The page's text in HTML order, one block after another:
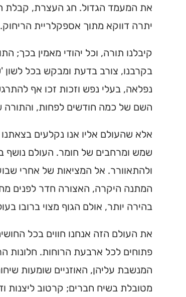
את המעמד הגדול. חג העצרת, קבלת
יתרה דווקא מתוך אספקלריית הריחוק.
קיבלנו תורה, וכל יהודי מאמין בכך;
בקרבנו, צורב בדעת ומבקש בכל לשון
נפלאה, בעלי נפש וזכות זכו אף
השם של כמה חודשים לפחות, והתורה
אלא שהעולם אליו אנו נקלעים
שמש ומרחבים של חומר. העולם נושף
ולהתאוורר. אל המציאות של אחרי
המתנה היקרה, האצורה חדר לפנים
בהירה יותר, אולם הגוף מצוי ברובו
את העולם הזה אנחנו חווים בכל
פתוחים לכל ארבעת הרוחות. חלונות
המנשבת עליהן, האוזניים שומעות
מטובלת בשיח חברים; קרטוב ליצנות